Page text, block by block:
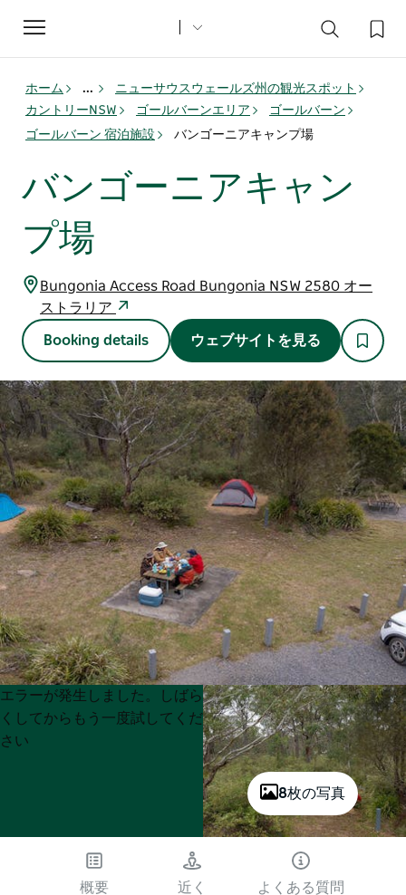
Toggle
navigation
ホーム ...
ニューサウスウェールズ州の観光スポット
カントリーNSW
ゴールバーンエリア
ゴールバーン
ゴールバーン 宿泊施設
バンゴーニアキャンプ場
バンゴーニアキャン
プ場
Bungonia Access Road Bungonia NSW 2580 オー
ストラリア
Booking details ウェブサイトを見る
8枚の写真
Product
List
Product
List
エラーが発生しました。しばら
くしてからもう一度試してくだ
さい
概要 近く よくある質問